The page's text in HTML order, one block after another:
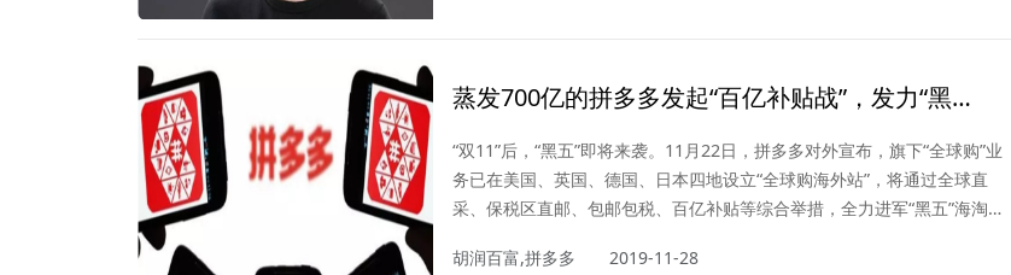
蒸发700亿的拼多多发起“百亿补贴战”，发力“黑
五”购物节
“双11”后，“黑五”即将来袭。11月22日，拼多多对外宣布，旗下“全球购”业
务已在美国、英国、德国、日本四地设立“全球购海外站”，将通过全球直
采、保税区直邮、包邮包税、百亿补贴等综合举措，全力进军“黑五”海淘市
胡润百富,拼多多
2019-11-28